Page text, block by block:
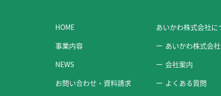
HOME
事業内容
NEWS
お問い合わせ・資料請求
あいかわ株式会社に
あいかわ株式会
会社案内
よくある質問